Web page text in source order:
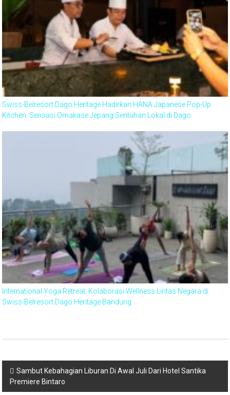
Swiss-Belresort Dago Heritage Hadirkan HANA Japanese Pop-Up
Kitchen: Sensasi Omakase Jepang Sentuhan Lokal di Dago
International Yoga Retreat: Kolaborasi Wellness Lintas Negara di
Swiss-Belresort Dago Heritage Bandung
Post
navigation
Sambut Kebahagian Liburan Di Awal Juli Dari Hotel Santika
Premiere Bintaro